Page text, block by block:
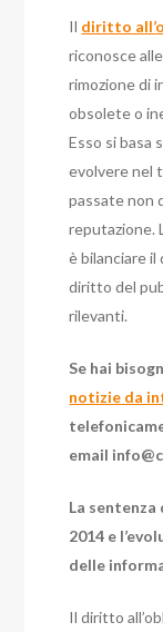
Il diritto
riconosce
rimozione di
obsolete o
Esso si basa
evolvere nel
passate non
reputazione.
è bilanciare il
diritto del
rilevanti.
Se hai
notizie da
email
La
2014 e
delle
Il diritto